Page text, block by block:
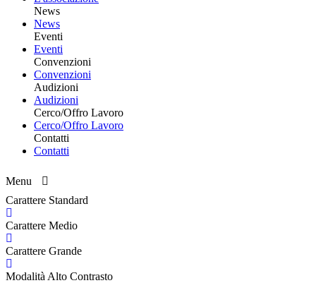
News
News
Eventi
Eventi
Convenzioni
Convenzioni
Audizioni
Audizioni
Cerco/Offro Lavoro
Cerco/Offro Lavoro
Contatti
Contatti
Menu
Carattere Standard
Carattere Medio
Carattere Grande
Modalità Alto Contrasto